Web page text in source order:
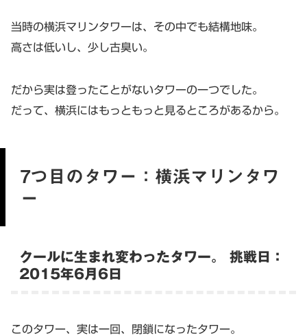
当時の横浜マリンタワーは、その中でも結構地味。
高さは低いし、少し古臭い。
だから実は登ったことがないタワーの一つでした。
だって、横浜にはもっともっと見るところがあるから。
7つ目のタワー：横浜マリンタワ
ー
クールに生まれ変わったタワー。 挑戦日：
2015年6月6日
このタワー、実は一回、閉鎖になったタワー。